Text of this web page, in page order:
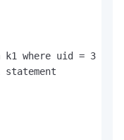
k1 where uid = 3 or
statement